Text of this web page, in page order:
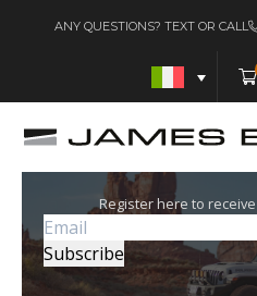
ANY QUESTIONS? TEXT OR CALL
Register here to receive